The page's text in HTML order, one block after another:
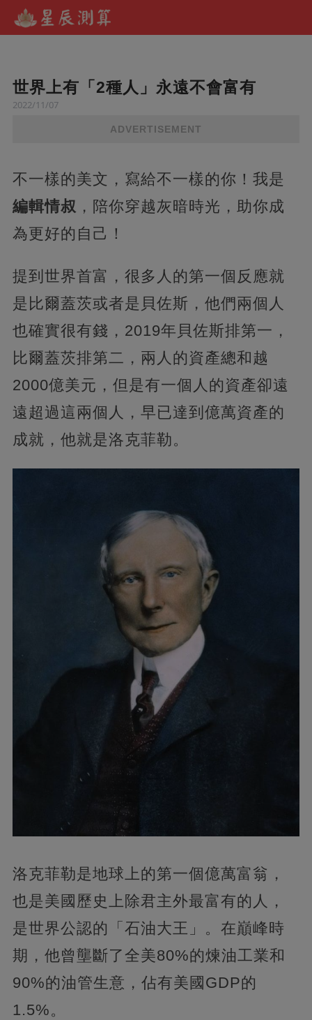
世界上有「2種人」永遠不會富有
2022/11/07
ADVERTISEMENT
不一樣的美文，寫給不一樣的你！我是
編輯情叔 ，陪你穿越灰暗時光，助你成
為更好的自己！
提到世界首富，很多人的第一個反應就
是比爾蓋茨或者是貝佐斯，他們兩個人
也確實很有錢，2019年貝佐斯排第一，
比爾蓋茨排第二，兩人的資產總和越
2000億美元，但是有一個人的資產卻遠
遠超過這兩個人，早已達到億萬資產的
成就，他就是洛克菲勒。
洛克菲勒是地球上的第一個億萬富翁，
也是美國歷史上除君主外最富有的人，
是世界公認的「石油大王」。在巔峰時
期，他曾壟斷了全美80%的煉油工業和
90%的油管生意，佔有美國GDP的
1.5%。